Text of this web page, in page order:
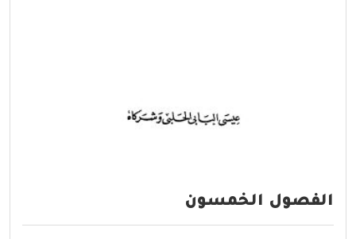
الفصول الخمسون